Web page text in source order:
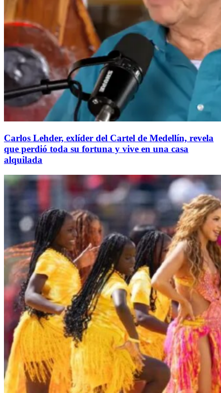
Carlos Lehder, exlíder del Cartel de Medellín, revela
que perdió toda su fortuna y vive en una casa
alquilada